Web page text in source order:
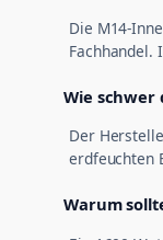
Die M14-
Fachhandel.
Wie schwer
Der
erdfeuchten
Warum